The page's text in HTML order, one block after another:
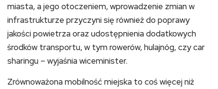
miasta, a jego otoczeniem, wprowadzenie zmian w
infrastrukturze przyczyni się również do poprawy
jakości powietrza oraz udostępnienia dodatkowych
środków transportu, w tym rowerów, hulajnóg, czy car
sharingu – wyjaśnia wiceminister.
Zrównoważona mobilność miejska to coś więcej niż